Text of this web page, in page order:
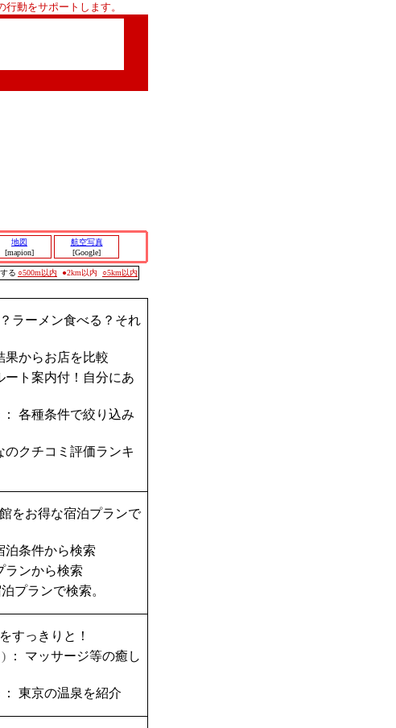
動をサポートします。
地図
[mapion]
航空写真
[Google]
る ○500m以内 ●2km以内 ○5km以内
ラーメン食べる？それ
果からお店を比較
ート案内付！自分にあ
： 各種条件で絞り込み
のクチコミ評価ランキ
をお得な宿泊プランで
泊条件から検索
ランから検索
プランで検索。
すっきりと！
： マッサージ等の癒し
： 東京の温泉を紹介